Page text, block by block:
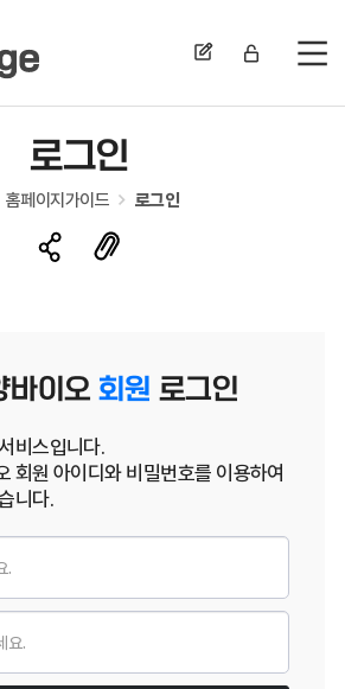
전
로그인
홈페이지가이드 로그인
바이오 회원 로그인
비스입니다.
회원 아이디와 비밀번호를 이용하여
니다.